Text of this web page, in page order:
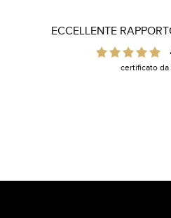
ECCELLENTE
certificato da